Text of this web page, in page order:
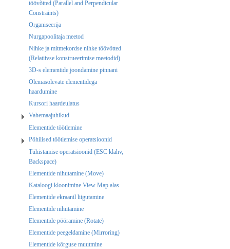
töövõtted (Parallel and Perpendicular
Constraints)
Organiseerija
Nurgapoolitaja meetod
Nihke ja mitmekordse nihke töövõtted
(Relatiivse konstrueerimise meetodid)
3D-s elementide joondamine pinnani
Olemasolevate elementidega
haardumine
Kursori haardeulatus
Vahemaajuhikud
Elementide töötlemine
Põhilised töötlemise operatsioonid
Tühistamise operatsioonid (ESC klahv,
Backspace)
Elementide nihutamine (Move)
Kataloogi kloonimine View Map alas
Elementide ekraanil liigutamine
Elementide nihutamine
Elementide pööramine (Rotate)
Elementide peegeldamine (Mirroring)
Elementide kõrguse muutmine